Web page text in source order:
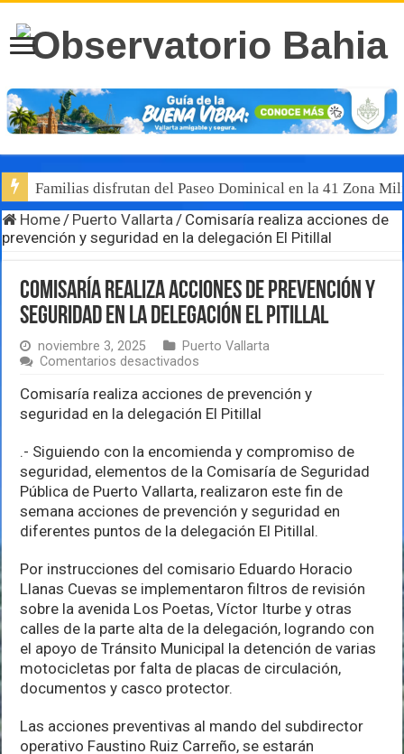
Familias disfrutan del Paseo Dominical en la 41 Zona
Home / Puerto Vallarta / Comisaría realiza acciones de
prevención y seguridad en la delegación El Pitillal
Comisaría realiza acciones de prevención y
seguridad en la delegación El Pitillal
noviembre 3, 2025
Puerto Vallarta
Comentarios desactivados
realiza
acciones
de
y
seguridad
la
delegación
El
Comisaría realiza acciones de prevención y
seguridad en la delegación El Pitillal
.- Siguiendo con la encomienda y compromiso de
seguridad, elementos de la Comisaría de Seguridad
Pública de Puerto Vallarta, realizaron este fin de
semana acciones de prevención y seguridad en
diferentes puntos de la delegación El Pitillal.
Por instrucciones del comisario Eduardo Horacio
Llanas Cuevas se implementaron filtros de revisión
sobre la avenida Los Poetas, Víctor Iturbe y otras
calles de la parte alta de la delegación, logrando con
el apoyo de Tránsito Municipal la detención de varias
motocicletas por falta de placas de circulación,
documentos y casco protector.
Las acciones preventivas al mando del subdirector
operativo Faustino Ruiz Carreño, se estarán